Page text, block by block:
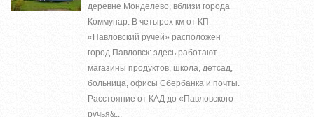
деревне Монделево, вблизи города
Коммунар. В четырех км от КП
«Павловский ручей» расположен
город Павловск: здесь работают
магазины продуктов, школа, детсад,
больница, офисы Сбербанка и почты.
Расстояние от КАД до «Павловского
ручья&...